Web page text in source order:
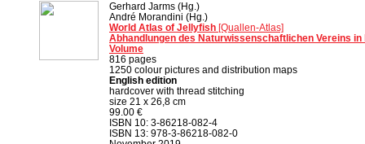
Gerhard Jarms (Hg.)
André Morandini (Hg.)
World Atlas of Jellyfish [Quallen-Atlas]
Abhandlungen des Naturwissenschaftlichen Vereins in
Volume
816 pages
1250 colour pictures and distribution maps
English edition
hardcover with thread stitching
size 21 x 26,8 cm
99.00 €
ISBN 10: 3-86218-082-4
ISBN 13: 978-3-86218-082-0